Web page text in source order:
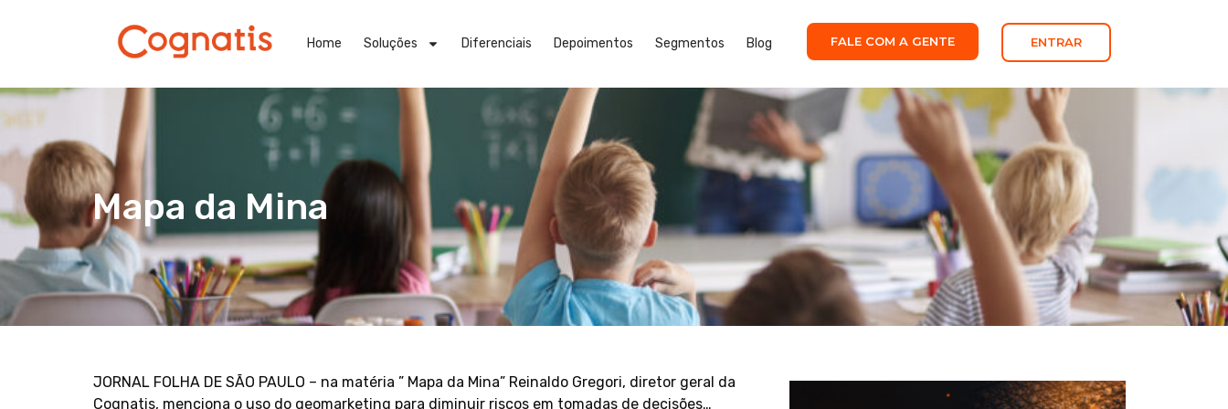
Home Soluções Diferenciais Depoimentos Segmentos Blog FALE COM A GENTE ENTRAR
Mapa da Mina
JORNAL FOLHA DE SÃO PAULO – na matéria ” Mapa da Mina” Reinaldo Gregori, diretor geral da
Cognatis, menciona o uso do geomarketing para diminuir riscos em tomadas de decisões…